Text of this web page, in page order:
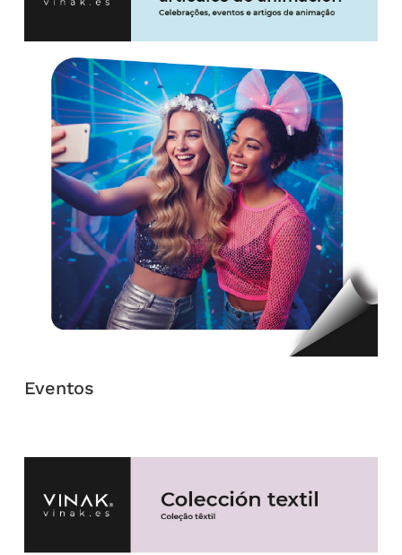
Eventos
15% DE DESCUENTO
Nombre
Email*
Soy particular Soy empresa